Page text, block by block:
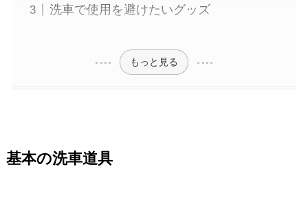
洗車で使用を避けたいグッズ
もっと見る
基本の洗車道具